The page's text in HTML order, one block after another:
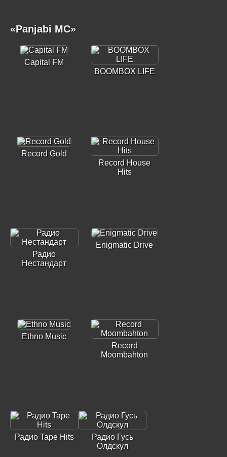
«Panjabi MC»
Capital FM
BOOMBOX LIFE
Record Gold
Record House
Hits
Радио
Нестандарт
Enigmatic Drive
Ethno Music
Record
Moombahton
Радио Tape Hits
Радио Гусь
Олдскул